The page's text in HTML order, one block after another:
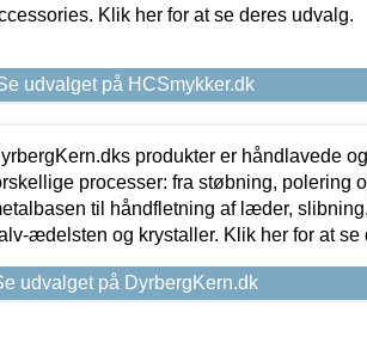
Klik her for at se deres udvalg.
udvalget på HCSmykker.dk
produkter er håndlavede
processer: fra støbning, polering
til håndfletning af læder,
ædelsten og krystaller. Klik her for at se
udvalget på DyrbergKern.dk